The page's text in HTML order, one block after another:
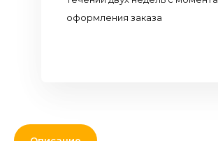
Кровля и
дома и офиса
оформления заказа